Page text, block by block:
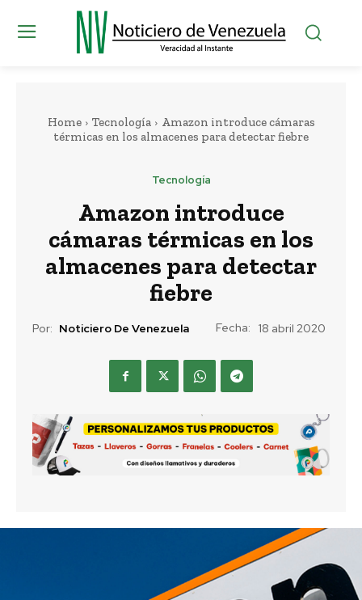
Home Tecnología
Amazon introduce cámaras
térmicas en los almacenes para detectar fiebre
Tecnología
Amazon introduce
cámaras térmicas en los
almacenes para detectar
fiebre
Por: Noticiero De Venezuela Fecha: 18 abril 2020